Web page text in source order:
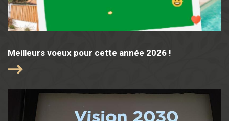
Meilleurs voeux pour cette année 2026 !